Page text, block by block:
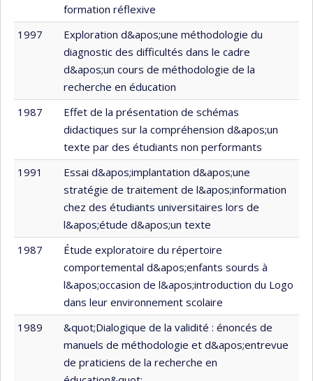
formation réflexive
1997
Exploration d&apos;une méthodologie du
diagnostic des difficultés dans le cadre
d&apos;un cours de méthodologie de la
recherche en éducation
1987
Effet de la présentation de schémas
didactiques sur la compréhension d&apos;un
texte par des étudiants non performants
1991
Essai d&apos;implantation d&apos;une
stratégie de traitement de l&apos;information
chez des étudiants universitaires lors de
l&apos;étude d&apos;un texte
1987
Étude exploratoire du répertoire
comportemental d&apos;enfants sourds à
l&apos;occasion de l&apos;introduction du Logo
dans leur environnement scolaire
1989
&quot;Dialogique de la validité : énoncés de
manuels de méthodologie et d&apos;entrevue
de praticiens de la recherche en